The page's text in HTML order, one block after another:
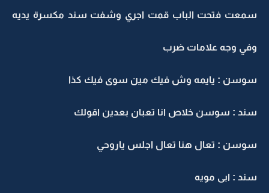
سمعت فتحت الباب قمت اجري وشفت سند مكسرة يديه
وفي وجه علامات ضرب
سوسن : يايمه وش فيك مين سوى فيك كذا
سند : سوسن خلاص انا تعبان بعدين اقولك
سوسن : تعال هنا تعال اجلس ياروحي
سند : ابى مويه